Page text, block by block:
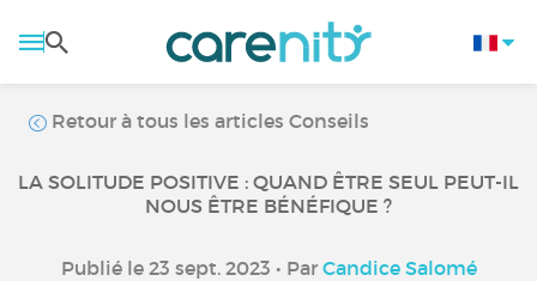
Retour à tous les articles Conseils
LA SOLITUDE POSITIVE : QUAND ÊTRE SEUL PEUT-IL
NOUS ÊTRE BÉNÉFIQUE ?
Publié le 23 sept. 2023 • Par Candice Salomé